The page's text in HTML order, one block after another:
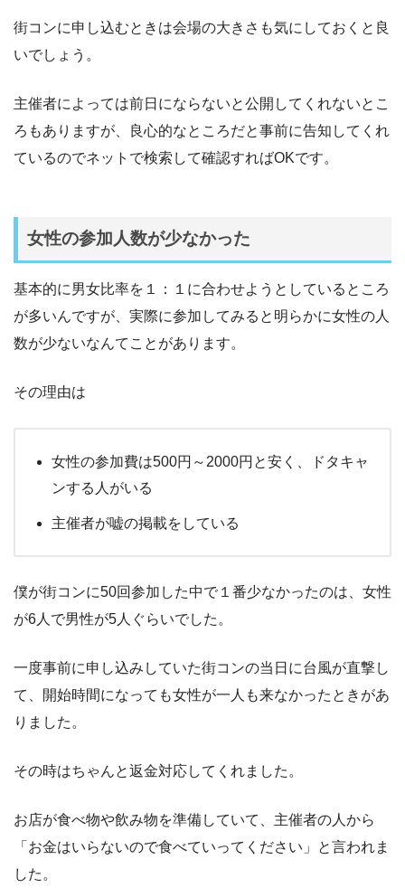
街コンに申し込むときは会場の大きさも気にしておくと良
いでしょう。
主催者によっては前日にならないと公開してくれないとこ
ろもありますが、良心的なところだと事前に告知してくれ
ているのでネットで検索して確認すればOKです。
女性の参加人数が少なかった
基本的に男女比率を１：１に合わせようとしているところ
が多いんですが、実際に参加してみると明らかに女性の人
数が少ないなんてことがあります。
その理由は
女性の参加費は500円～2000円と安く、ドタキャ
ンする人がいる
主催者が嘘の掲載をしている
僕が街コンに50回参加した中で１番少なかったのは、女性
が6人で男性が5人ぐらいでした。
一度事前に申し込みしていた街コンの当日に台風が直撃し
て、開始時間になっても女性が一人も来なかったときがあ
りました。
その時はちゃんと返金対応してくれました。
お店が食べ物や飲み物を準備していて、主催者の人から
「お金はいらないので食べていってください」と言われま
した。